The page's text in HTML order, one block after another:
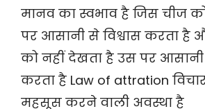
मानव का स्वभाव है जिस चीज
पर आसानी से विश्वास करता है
को नहीं देखता है उस पर आसानी
करता है Law of attration
महसूस करने वाली अवस्था है